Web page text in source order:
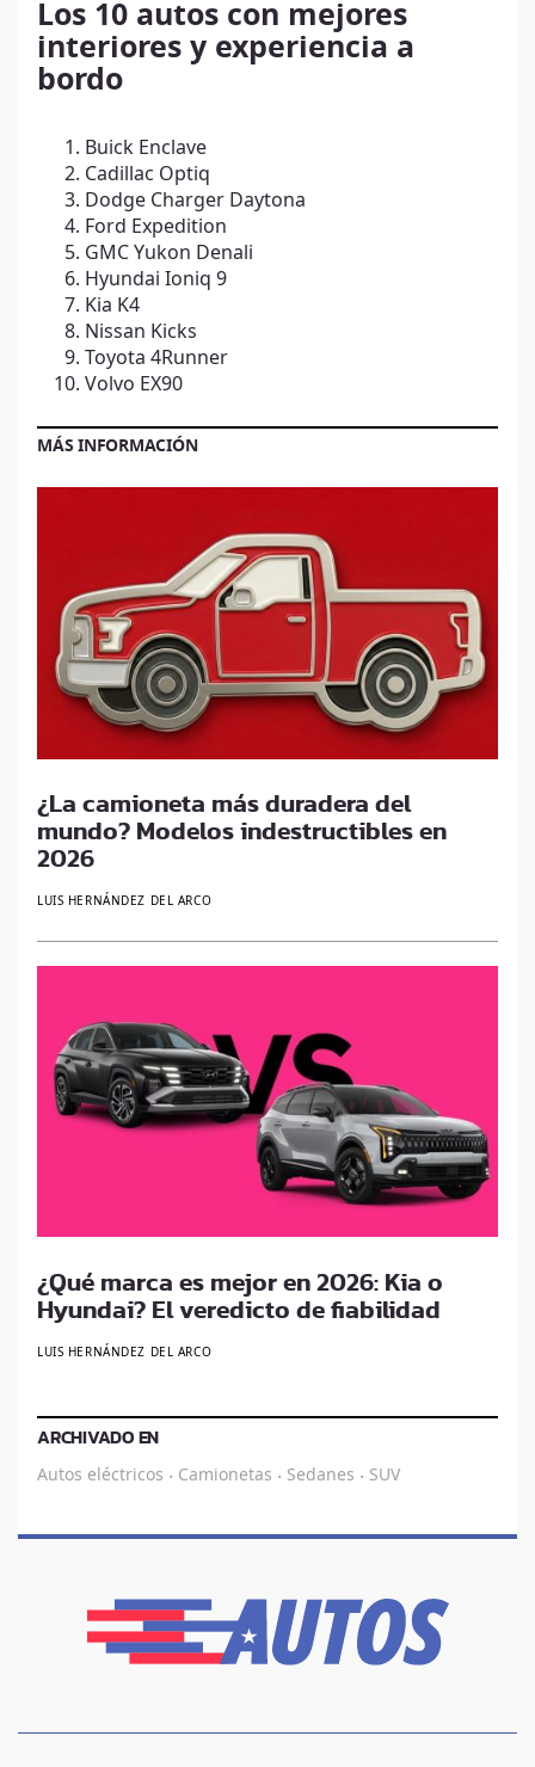
Los 10 autos con mejores
interiores y experiencia a
bordo
Buick Enclave
Cadillac Optiq
Dodge Charger Daytona
Ford Expedition
GMC Yukon Denali
Hyundai Ioniq 9
Kia K4
Nissan Kicks
Toyota 4Runner
Volvo EX90
MÁS INFORMACIÓN
¿La camioneta más duradera del
mundo? Modelos indestructibles en
2026
LUIS HERNÁNDEZ DEL ARCO
¿Qué marca es mejor en 2026: Kia o
Hyundai? El veredicto de fiabilidad
LUIS HERNÁNDEZ DEL ARCO
ARCHIVADO EN
Autos eléctricos · Camionetas · Sedanes · SUV